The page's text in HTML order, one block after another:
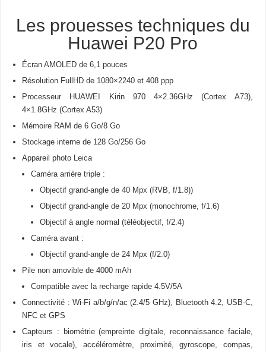
Les prouesses techniques du
Huawei P20 Pro
Écran AMOLED de 6,1 pouces
Résolution FullHD de 1080×2240 et 408 ppp
Processeur HUAWEI Kirin 970 4×2.36GHz (Cortex A73),
4×1.8GHz (Cortex A53)
Mémoire RAM de 6 Go/8 Go
Stockage interne de 128 Go/256 Go
Appareil photo Leica
Caméra arrière triple :
Objectif grand-angle de 40 Mpx (RVB, f/1.8))
Objectif grand-angle de 20 Mpx (monochrome, f/1.6)
Objectif à angle normal (téléobjectif, f/2.4)
Caméra avant :
Objectif grand-angle de 24 Mpx (f/2.0)
Pile non amovible de 4000 mAh
Compatible avec la recharge rapide 4.5V/5A
Connectivité : Wi-Fi a/b/g/n/ac (2.4/5 GHz), Bluetooth 4.2, USB-C,
NFC et GPS
Capteurs : biométrie (empreinte digitale, reconnaissance faciale,
iris et vocale), accéléromètre, proximité, gyroscope, compas,